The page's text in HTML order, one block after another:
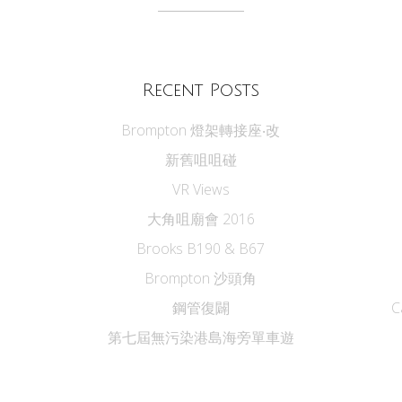
Recent Posts
Brompton 燈架轉接座‧改
新舊咀咀碰
VR Views
大角咀廟會 2016
Brooks B190 & B67
Brompton 沙頭角
鋼管復闢
第七屆無污染港島海旁單車遊